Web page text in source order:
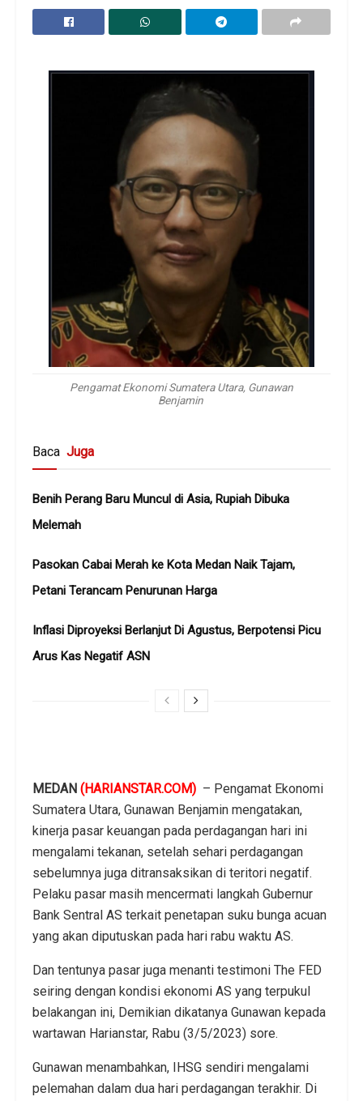
Pengamat Ekonomi Sumatera Utara, Gunawan
Benjamin
Baca Juga
Benih Perang Baru Muncul di Asia, Rupiah Dibuka
Melemah
Pasokan Cabai Merah ke Kota Medan Naik Tajam,
Petani Terancam Penurunan Harga
Inflasi Diproyeksi Berlanjut Di Agustus, Berpotensi Picu
Arus Kas Negatif ASN
MEDAN (HARIANSTAR.COM) – Pengamat Ekonomi
Sumatera Utara, Gunawan Benjamin mengatakan,
kinerja pasar keuangan pada perdagangan hari ini
mengalami tekanan, setelah sehari perdagangan
sebelumnya juga ditransaksikan di teritori negatif.
Pelaku pasar masih mencermati langkah Gubernur
Bank Sentral AS terkait penetapan suku bunga acuan
yang akan diputuskan pada hari rabu waktu AS.
Dan tentunya pasar juga menanti testimoni The FED
seiring dengan kondisi ekonomi AS yang terpukul
belakangan ini, Demikian dikatanya Gunawan kepada
wartawan Harianstar, Rabu (3/5/2023) sore.
Gunawan menambahkan, IHSG sendiri mengalami
pelemahan dalam dua hari perdagangan terakhir. Di